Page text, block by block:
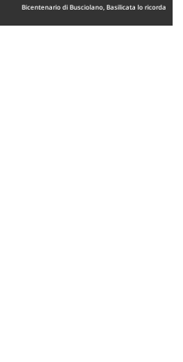
Bicentenario di Busciolano, Basilicata lo ricorda